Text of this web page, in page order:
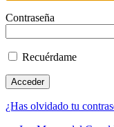
Contraseña
Recuérdame
¿Has olvidado tu